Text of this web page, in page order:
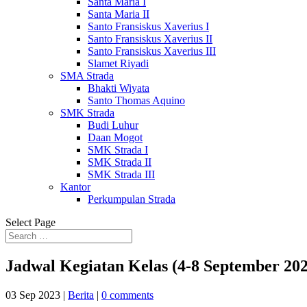
Santa Maria II
Santo Fransiskus Xaverius I
Santo Fransiskus Xaverius II
Santo Fransiskus Xaverius III
Slamet Riyadi
SMA Strada
Bhakti Wiyata
Santo Thomas Aquino
SMK Strada
Budi Luhur
Daan Mogot
SMK Strada I
SMK Strada II
SMK Strada III
Kantor
Perkumpulan Strada
Select Page
Jadwal Kegiatan Kelas (4-8 September
03 Sep 2023 | Berita | 0 comments